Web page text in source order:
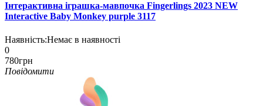
Інтерактивна іграшка-мавпочка Fingerlings 2023 NEW
Interactive Baby Monkey purple 3117
Наявність:Немає в наявності
0
780грн
Повідомити